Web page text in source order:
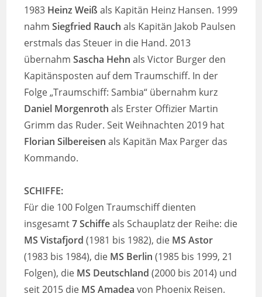
1983 Heinz Weiß als Kapitän Heinz Hansen. 1999
nahmSiegfried Rauch als Kapitän Jakob Paulsen
erstmals das Steuer in die Hand. 2013
übernahmSascha Hehn als Victor Burger den
Kapitänsposten auf dem Traumschiff. In der
Folge „Traumschiff: Sambia“ übernahm kurz
Daniel Morgenroth als Erster Offizier Martin
Grimm das Ruder. Seit Weihnachten 2019 hat
Florian Silbereisen als Kapitän Max Parger das
Kommando.
SCHIFFE:
Für die 100 Folgen Traumschiff dienten
insgesamt7 Schiffeals Schauplatz der Reihe: die
MS Vistafjord (1981 bis 1982), die MS Astor
(1983 bis 1984), die MS Berlin(1985 bis 1999, 21
Folgen), die MS Deutschland (2000 bis 2014) und
seit 2015 die MS Amadea von Phoenix Reisen.